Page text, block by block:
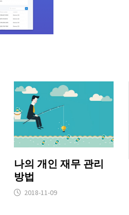
나의 개인 재무 관리
방법
2018-11-09